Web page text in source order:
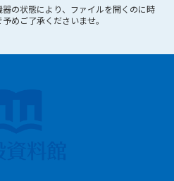
の状態により、ファイルを開くのに時
めご了承くださいませ。
開示に事前に同意している場合